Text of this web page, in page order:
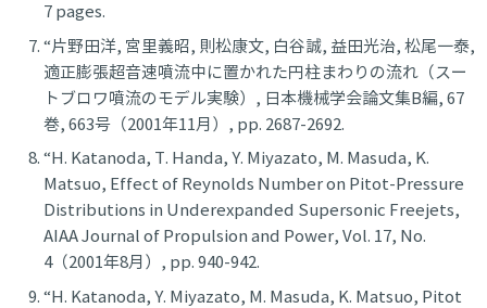
7 pages.
“片野田洋, 宮里義昭, 則松康文, 白谷誠, 益田光治, 松尾一泰,
適正膨張超音速噴流中に置かれた円柱まわりの流れ（スー
トブロワ噴流のモデル実験）, 日本機械学会論文集B編, 67
巻, 663号（2001年11月）, pp. 2687-2692.
“H. Katanoda, T. Handa, Y. Miyazato, M. Masuda, K.
Matsuo, Effect of Reynolds Number on Pitot-Pressure
Distributions in Underexpanded Supersonic Freejets,
AIAA Journal of Propulsion and Power, Vol. 17, No.
4（2001年8月）, pp. 940-942.
“H. Katanoda, Y. Miyazato, M. Masuda, K. Matsuo, Pitot